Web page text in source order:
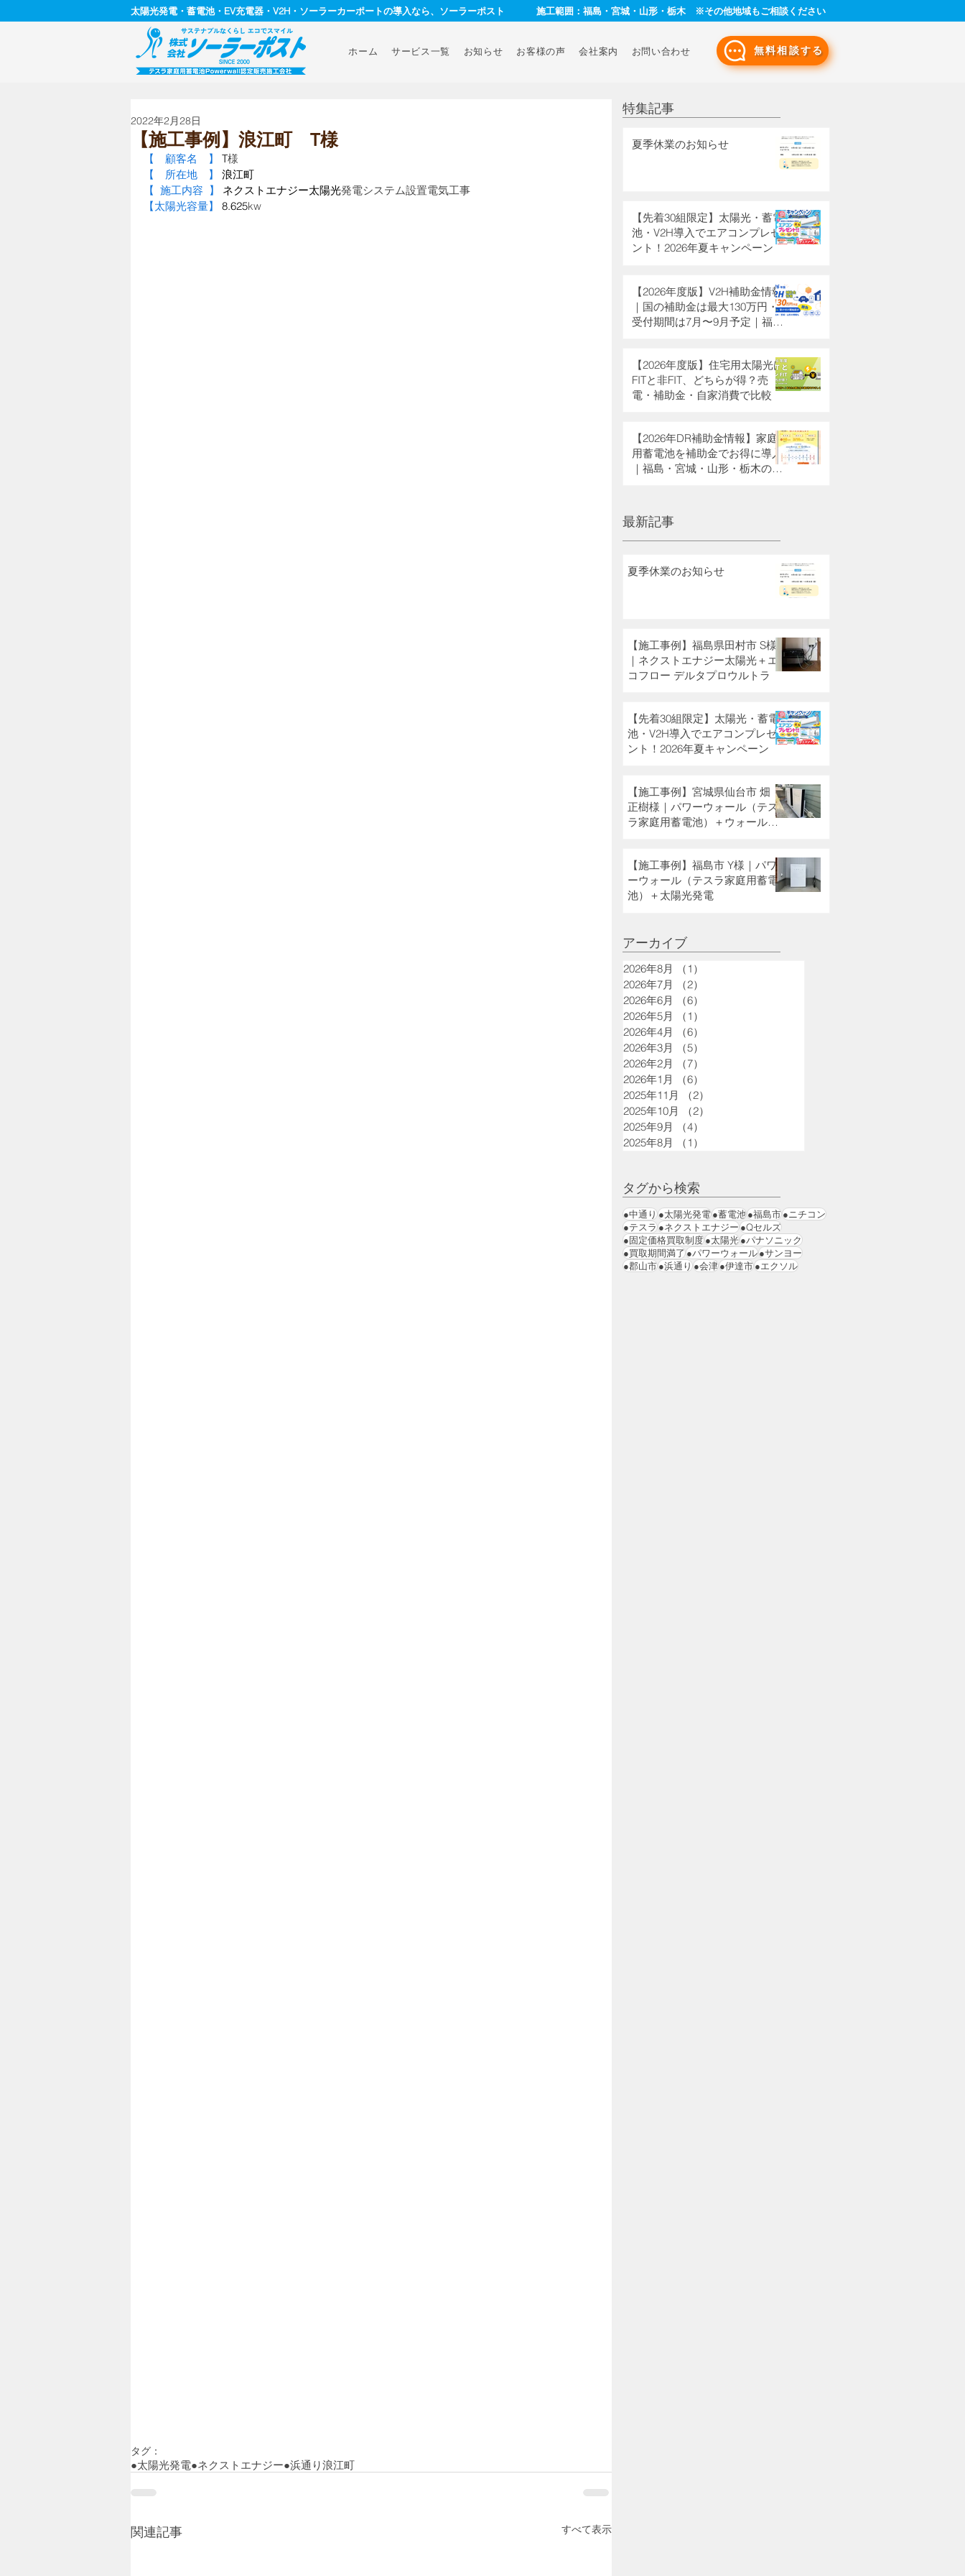
太陽光発電・蓄電池・EV充電器・V2H・ソーラーカーポートの導入なら、ソーラーポスト 施工範囲：福島・宮城・山形・栃木 ※その他地域もご相談ください
ホーム サービス一覧 お知らせ お客様の声 会社案内 お問い合わせ 無料相談する
【施工事例】浪江町 T様
2022年2月28日
【　顧客名　】 T様
【　所在地　】
浪江町
【  施工内容  】
ネクストエナジー太陽光発電システム設置電気工事
【太陽光容量】
8.625kw
タグ：
●太陽光発電●ネクストエナジー●浜通り浪江町
関連記事 すべて表示
特集記事
夏季休業のお知らせ
【先着30組限定】太陽光・蓄電
池・V2H導入でエアコンプレゼ
ント！2026年夏キャンペーン
【2026年度版】V2H補助金情報
｜国の補助金は最大130万円・
受付期間は7月〜9月予定｜福島
【2026年度版】住宅用太陽光は
FITと非FIT、どちらが得？売
電・補助金・自家消費で比較
【2026年DR補助金情報】家庭
用蓄電池を補助金でお得に導入
｜福島・宮城・山形・栃木の方
最新記事
夏季休業のお知らせ
【施工事例】福島県田村市 S様
｜ネクストエナジー太陽光＋エ
コフロー デルタプロウルトラ
【先着30組限定】太陽光・蓄電
池・V2H導入でエアコンプレゼ
ント！2026年夏キャンペーン
【施工事例】宮城県仙台市 畑
正樹様｜パワーウォール（テス
ラ家庭用蓄電池）＋ウォールコ
【施工事例】福島市 Y様｜パワ
ーウォール（テスラ家庭用蓄電
池）＋太陽光発電
アーカイブ
2026年8月 （1）
2026年7月
（2）
2026年6月
（6）
2026年5月
（1）
2026年4月
（6）
2026年3月
（5）
2026年2月
（7）
2026年1月
（6）
2025年11月
（2）
2025年10月
（2）
2025年9月
（4）
2025年8月
（1）
タグから検索
●中通り●太陽光発電●蓄電池●福島市●ニチコン
●テスラ●ネクストエナジー●Qセルズ
●固定価格買取制度●太陽光●パナソニック
●買取期間満了●パワーウォール●サンヨー
●郡山市●浜通り●会津●伊達市●エクソル